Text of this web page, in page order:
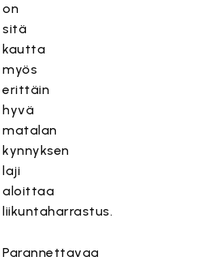
on
sitä
kautta
myös
erittäin
hyvä
matalan
kynnyksen
laji
aloittaa
liikuntaharrastus.
Parannettavaa